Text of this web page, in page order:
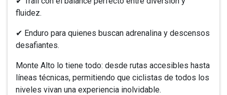
fluidez.
✔ Enduro para quienes buscan adrenalina y descensos
desafiantes.
Monte Alto lo tiene todo: desde rutas accesibles hasta
líneas técnicas, permitiendo que ciclistas de todos los
niveles vivan una experiencia inolvidable.